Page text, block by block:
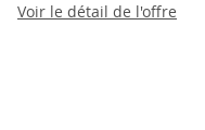
Voir le détail de l'offre